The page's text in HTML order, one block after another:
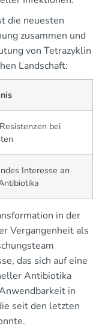
die neuesten
zusammen und
von Tetrazyklin
Landschaft:
bei
Interesse an
in der
Vergangenheit als
das sich auf eine
Antibiotika
in
seit den letzten